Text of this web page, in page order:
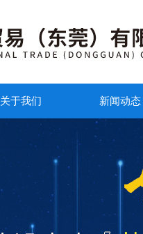
关于我们 新闻动态